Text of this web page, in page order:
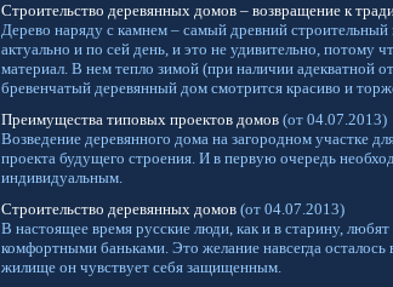
Строительство деревянных домов – возвращение к
Дерево наряду с камнем – самый древний строительный
актуально и по сей день, и это не удивительно, потому
материал. В нем тепло зимой (при наличии адекватной
бревенчатый деревянный дом смотрится красиво и
Преимущества типовых проектов домов (от 04.07.2013)
Возведение деревянного дома на загородном участке
проекта будущего строения. И в первую очередь
индивидуальным.
Строительство деревянных домов (от 04.07.2013)
В настоящее время русские люди, как и в старину,
комфортными баньками. Это желание навсегда
жилище он чувствует себя защищенным.